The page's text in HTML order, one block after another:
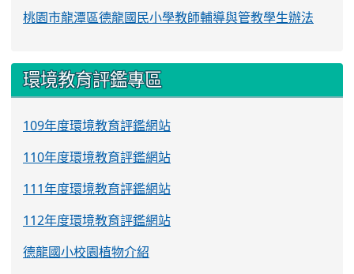
桃園市龍潭區德龍國民小學教師輔導與管教學生辦法
環境教育評鑑專區
109年度環境教育評鑑網站
110年度環境教育評鑑網站
111年度環境教育評鑑網站
112年度環境教育評鑑網站
德龍國小校園植物介紹